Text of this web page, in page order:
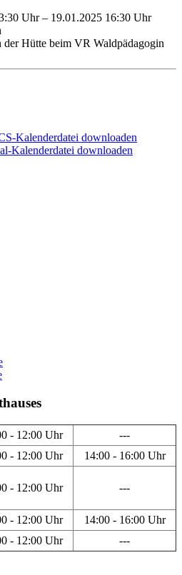
Uhr– 19.01.2025 16:30 Uhr
der Hütte beim VR Waldpädagogin
Kalenderdatei downloaden
Kalenderdatei downloaden
- 12:00 Uhr
---
- 12:00 Uhr 14:00 - 16:00 Uhr
- 12:00 Uhr ---
- 12:00 Uhr
14:00 - 16:00 Uhr
- 12:00 Uhr ---